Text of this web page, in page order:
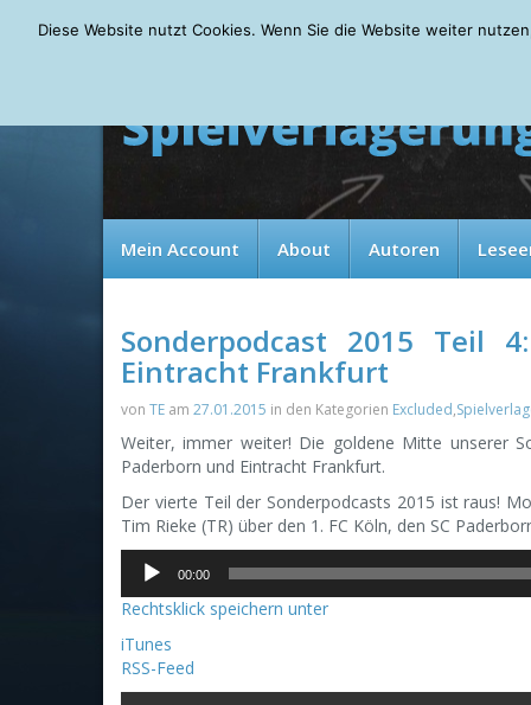
Thursday, 06.08.2026
Mein Account About Autoren
Sonderpodcast 2015 Teil
Eintracht Frankfurt
von TE am 27.01.2015 in den Kategorien Excluded,
Weiter, immer weiter! Die goldene Mitte unserer
Paderborn und Eintracht Frankfurt.
Der vierte Teil der Sonderpodcasts 2015 ist raus!
Tim Rieke (TR) über den 1. FC Köln, den SC
Audio-
Player
00:00
Rechtsklick speichern unter
iTunes
RSS-Feed
Diese Website nutzt Cookies. Wenn Sie die Website weiter